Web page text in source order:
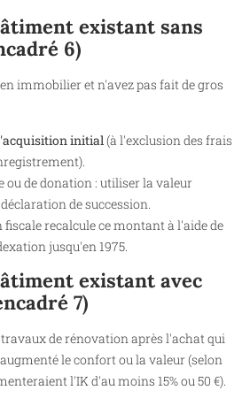
existant sans
6)
immobilier et n'avez pas fait de gros
initial(à l'exclusion des frais
ou de donation : utiliser la valeur
de succession.
recalcule ce montant à l'aide de
jusqu'en 1975.
existant avec
7)
travaux de rénovation après l'achat qui
le confort ou la valeur (selon
l'IK d'au moins 15% ou 50 €).